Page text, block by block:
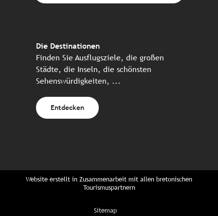
Die Destinationen
Finden Sie Ausflugsziele, die großen
Städte, die Inseln, die schönsten
Sehenswürdigkeiten, ...
Entdecken
Website erstellt in Zusammenarbeit mit allen bretonischen
Tourismuspartnern
Sitemap